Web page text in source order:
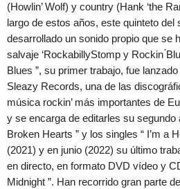
(Howlin’ Wolf) y country (Hank ‘the
largo de estos años, este quinteto del
desarrollado un sonido propio que se
salvaje ‘RockabillyStomp y Rockin
Blues ”, su primer trabajo, fue
Sleazy Records, una de las
música rockin’ más importantes de
y se encarga de editarles su segundo
Broken Hearts ” y los singles “ I’m a
(2021) y en junio (2022) su último
en directo, en formato DVD vídeo y
Midnight ”. Han recorrido gran parte